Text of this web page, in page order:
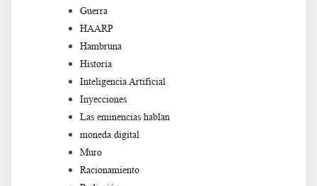
Guerra
HAARP
Hambruna
Historia
Inteligencia Artificial
Inyecciones
Las eminencias hablan
moneda digital
Muro
Racionamiento